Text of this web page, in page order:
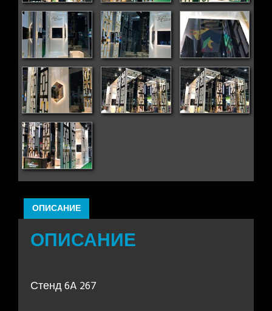
ОПИСАНИЕ
ОПИСАНИЕ
Стенд 6A 267